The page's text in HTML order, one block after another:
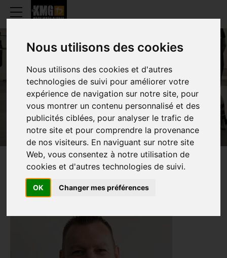
Nous utilisons des cookies
Nous utilisons des cookies et d'autres
technologies de suivi pour améliorer votre
expérience de navigation sur notre site, pour
vous montrer un contenu personnalisé et des
publicités ciblées, pour analyser le trafic de
notre site et pour comprendre la provenance
de nos visiteurs. En naviguant sur notre site
Web, vous consentez à notre utilisation de
cookies et d'autres technologies de suivi.
OK Changer mes préférences
DAVID BOUCHER
PRÉSENTATION